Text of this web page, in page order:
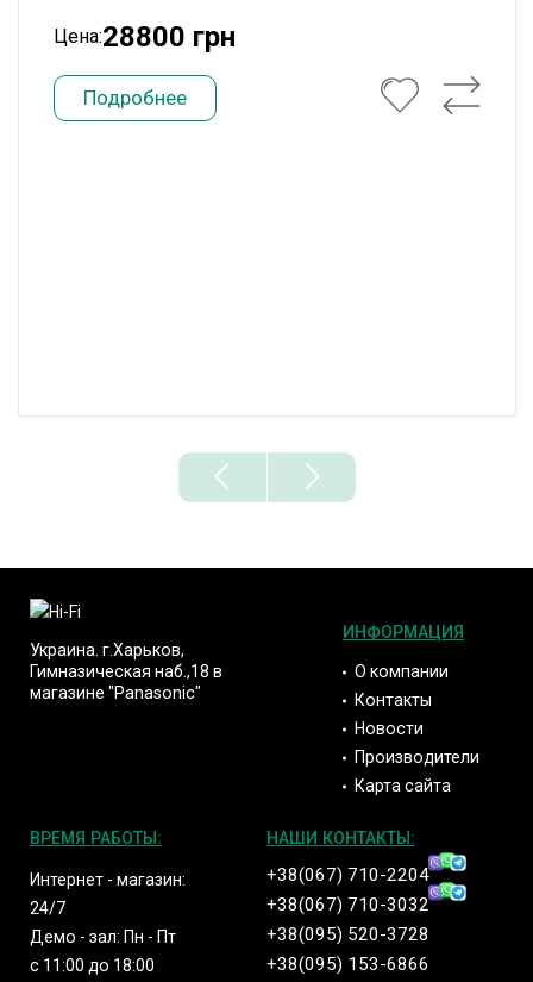
Цена:28800 грн
Подробнее
Украина. г.Харьков,
Гимназическая наб.,18 в
магазине "Panasonic"
ИНФОРМАЦИЯ
О компании
Контакты
Новости
Производители
Карта сайта
ВРЕМЯ РАБОТЫ:
Интернет - магазин:
24/7
Демо - зал: Пн - Пт
с 11:00 до 18:00
НАШИ КОНТАКТЫ:
+38(067) 710-2204
+38(067) 710-3032
+38(095) 520-3728
+38(095) 153-6866